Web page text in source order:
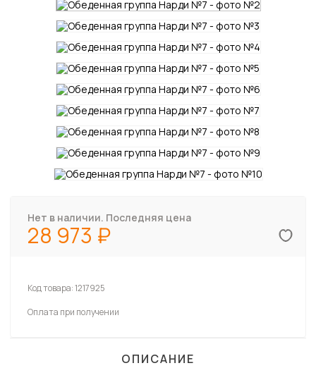
Нет в наличии. Последняя цена
28 973
Код товара:1217925
Оплата при получении
ОПИСАНИЕ